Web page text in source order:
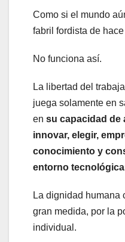
Como si el mundo
fabril fordista de
No funciona así.
La libertad del
juega solamente en
en su capacidad de
innovar, elegir,
conocimiento y
entorno
La dignidad humana
gran medida, por la
individual.